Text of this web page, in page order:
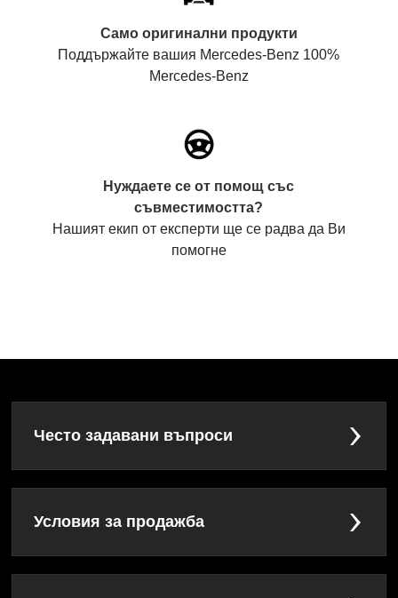
Само оригинални продукти
Поддържайте вашия Mercedes-Benz 100%
Mercedes-Benz
Нуждаете се от помощ със
съвместимостта?
Нашият екип от експерти ще се радва да Ви
помогне
Често задавани въпроси
Условия за продажба